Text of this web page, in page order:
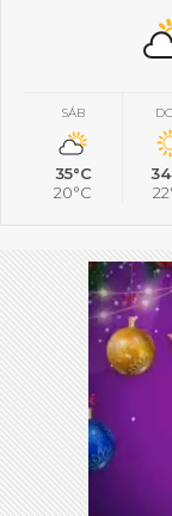
SÁB
35°C
20°C